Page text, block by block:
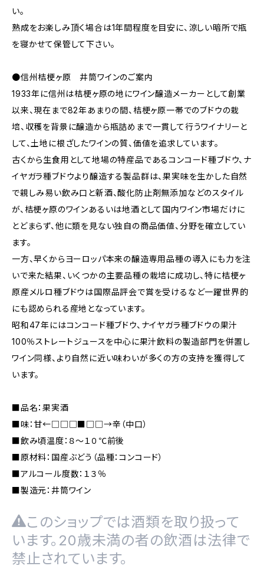
い。
熟成をお楽しみ頂く場合は1年間程度を目安に、涼しい暗所で瓶
を寝かせて保管して下さい。
●信州桔梗ヶ原 井筒ワインのご案内
1933年に信州は桔梗ヶ原の地にワイン醸造メーカーとして創業
以来、現在まで82年あまりの間、桔梗ヶ原一帯でのブドウの栽
培、収穫を背景に醸造から瓶詰めまで一貫して行うワイナリーと
して、土地に根ざしたワインの質、価値を追求しています。
古くから生食用として地場の特産品であるコンコード種ブドウ、ナ
イヤガラ種ブドウより醸造する製品群は、果実味を生かした自然
で親しみ易い飲み口と新酒、酸化防止剤無添加などのスタイル
が、桔梗ヶ原のワインあるいは地酒として国内ワイン市場だけに
とどまらず、他に類を見ない独自の商品価値、分野を確立してい
ます。
一方、早くからヨーロッパ本来の醸造専用品種の導入にも力を注
いで来た結果、いくつかの主要品種の栽培に成功し、特に桔梗ヶ
原産メルロ種ブドウは国際品評会で賞を受けるなど一躍世界的
にも認められる産地となっています。
昭和47年にはコンコード種ブドウ、ナイヤガラ種ブドウの果汁
100％ストレートジュースを中心に果汁飲料の製造部門を併置し
ワイン同様、より自然に近い味わいが多くの方の支持を獲得して
います。
■品名：果実酒
■味：甘←□□□■□□→辛（中口）
■飲み頃温度：８〜１０℃前後
■原材料：国産ぶどう（品種：コンコード）
■アルコール度数：１３％
■製造元：井筒ワイン
このショップでは酒類を取り扱って
います。20歳未満の者の飲酒は法律で
禁止されています。